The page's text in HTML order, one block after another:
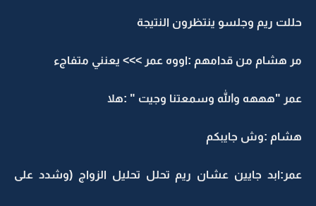
حللت ريم وجلسو ينتظرون النتيجة
مر هشام من قدامهم :اووه عمر >>> يعنني متفاجء
عمر "هههه والله وسمعتنا وجيت " :هلا
هشام :وش جايبكم
عمر:ابد جايين عشان ريم تحلل تحليل الزواج (وشدد على